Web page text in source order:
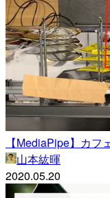
【MediaPipe】カ
山本紘暉
2020.05.20